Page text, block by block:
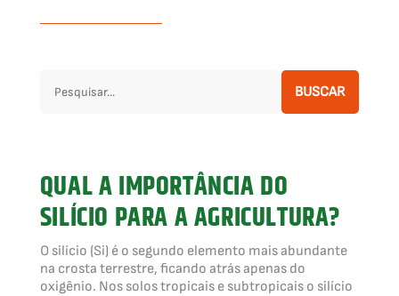
BUSCAR
QUAL A IMPORTÂNCIA DO
SILÍCIO PARA A AGRICULTURA?
O silício (Si) é o segundo elemento mais abundante
na crosta terrestre, ficando atrás apenas do
oxigênio. Nos solos tropicais e subtropicais o silício